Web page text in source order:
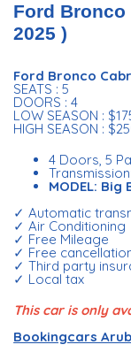
Ford Bronco
2025 )
Ford Bronco
SEATS : 5
DOORS : 4
LOW SEASON :
HIGH SEASON :
4 Doors, 5
MODEL:
✓ Automatic
✓ Air Conditioning
✓ Free Mileage
✓ Free
✓ Third party
✓ Local tax
This car is only
Bookingcars